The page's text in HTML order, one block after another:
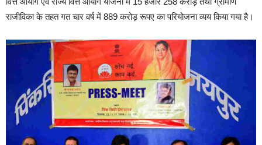
राजीविका के तहत गत चार वर्ष में 889 करोड़ रूपए का परियोजना व्यय किया गया है।